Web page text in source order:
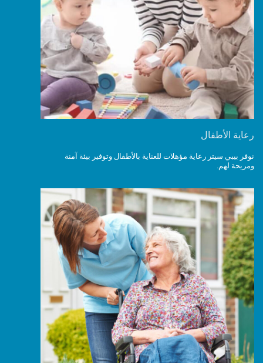
رعاية الأطفال
نوفر بيبي سيتر رعاية مؤهلات للعناية بالأطفال وتوفير بيئة آمنة
ومريحة لهم.